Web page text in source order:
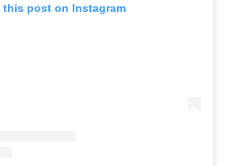
this post on Instagram